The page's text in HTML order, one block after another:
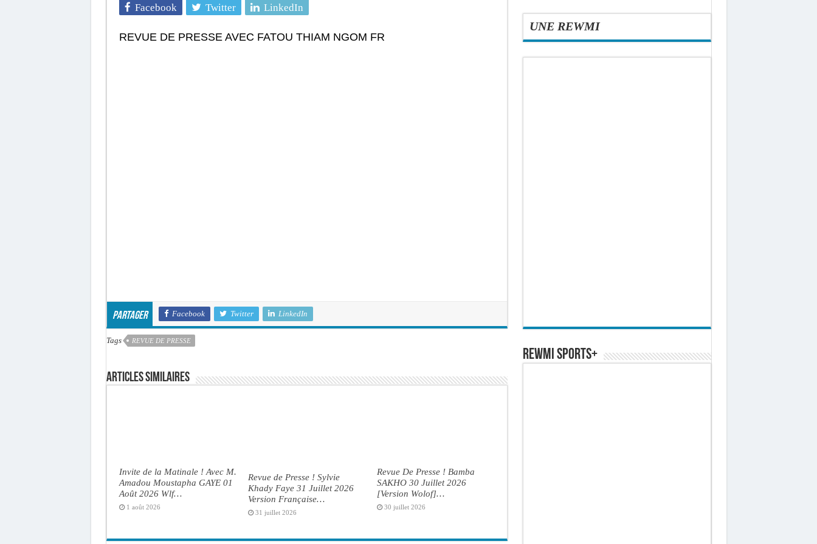
Facebook Twitter LinkedIn
REVUE DE PRESSE AVEC FATOU THIAM NGOM FR
Partager Facebook Twitter LinkedIn
Tags REVUE DE PRESSE
Articles similaires
Invite de la Matinale ! Avec M.
Amadou Moustapha GAYE 01
Août 2026 Wlf…
1 août 2026
Revue de Presse ! Sylvie
Khady Faye 31 Juillet 2026
Version Française…
31 juillet 2026
Revue De Presse ! Bamba
SAKHO 30 Juillet 2026
[Version Wolof]…
30 juillet 2026
UNE REWMI
REWMI SPORTS+